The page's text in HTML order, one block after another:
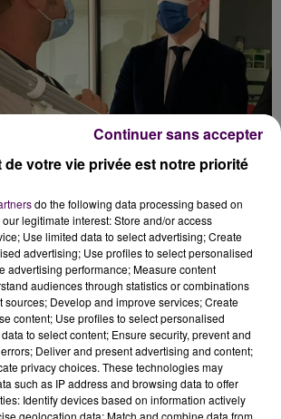
EN ZONE SOUS-
prévoit aussi que la dernière année
d’études médicales, lorsqu’elle est
d’un internat, se fasse"dans
caractérisées par une offre de soins
des difficultés dans l’accès aux
"d’au moins deux ans"d’exercice.
du"complément indispensable
de votre vie privée est notre priorité
do the following data processing based on
legitimate interest: Store and/or access
Use limited data to select advertising; Create
advertising; Use profiles to select personalised
advertising performance; Measure content
audiences through statistics or combinations
sources; Develop and improve services; Create
content; Use profiles to select personalised
to select content; Ensure security, prevent and
Deliver and present advertising and content;
privacy choices. These technologies may
such as IP address and browsing data to offer
Identify devices based on information actively
geolocation data; Match and combine data from
Continuer sans accepter